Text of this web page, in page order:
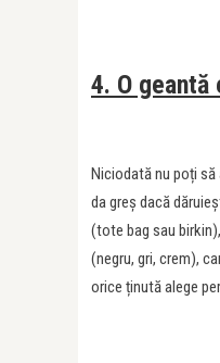
4. O geantă
Niciodată nu poți să
da greș dacă
(tote bag sau
(negru, gri, crem),
orice ținută alege